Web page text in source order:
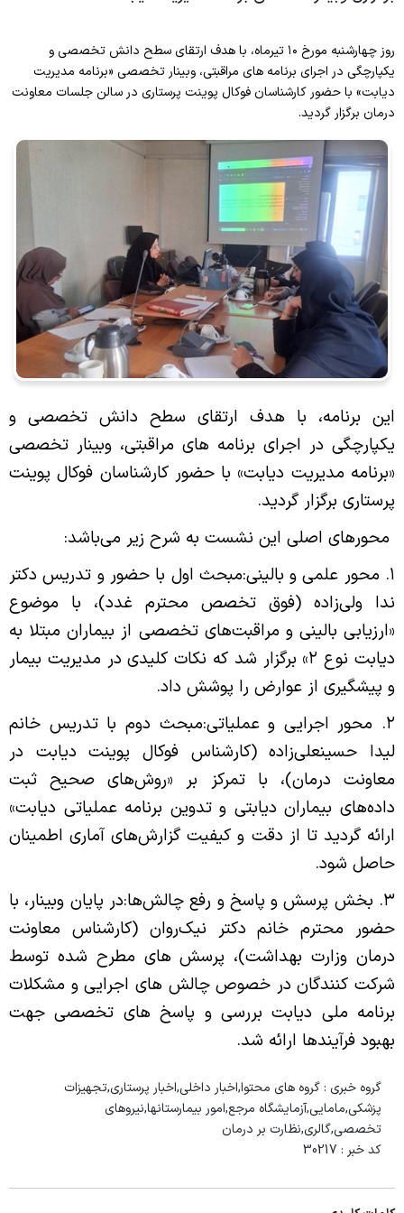
واحد سوء مصرف مواد
واحد بیماران خاص
پزشک خانواده و نظام ارجاع
اورژانس بیمارستانی
آمار و فناوری اطلاعات سلامت
مدیر طب سنتی و مکمل ها
واحد امور دندانپزشکان
واحد رسیدگی به شکایات
واحد گردشگری سلامت
امور فرهنگی
رازی
زنان کوثر
روز چهارشنبه مورخ ۱۰ تیرماه، با هدف ارتقای سطح دانش تخصصی و
یکپارچگی در اجرای برنامه‌ های مراقبتی، وبینار تخصصی «برنامه مدیریت
دیابت» با حضور کارشناسان فوکال پوینت پرستاری در سالن جلسات معاونت
درمان برگزار گردید.
این برنامه، با هدف ارتقای سطح دانش تخصصی و
یکپارچگی در اجرای برنامه‌ های مراقبتی، وبینار تخصصی
«برنامه مدیریت دیابت» با حضور کارشناسان فوکال پوینت
پرستاری برگزار گردید.
محورهای اصلی این نشست به شرح زیر می‌باشد:
۱. محور علمی و بالینی:
مبحث اول با حضور و تدریس دکتر
ندا ولی‌زاده (فوق تخصص محترم غدد)، با موضوع
«ارزیابی بالینی و مراقبت‌های تخصصی از بیماران مبتلا به
دیابت نوع ۲» برگزار شد که نکات کلیدی در مدیریت بیمار
و پیشگیری از عوارض را پوشش داد.
۲. محور اجرایی و عملیاتی:
مبحث دوم با تدریس خانم
لیدا حسینعلی‌زاده (کارشناس فوکال پوینت دیابت در
معاونت درمان)، با تمرکز بر «روش‌های صحیح ثبت
داده‌های بیماران دیابتی و تدوین برنامه عملیاتی دیابت»
ارائه گردید تا از دقت و کیفیت گزارش‌های آماری اطمینان
حاصل شود.
۳. بخش پرسش و پاسخ و رفع چالش‌ها:
در پایان وبینار، با
حضور محترم خانم دکتر نیک‌روان (کارشناس معاونت
درمان وزارت بهداشت)، پرسش‌ های مطرح شده توسط
شرکت‌ کنندگان در خصوص چالش‌ های اجرایی و مشکلات
برنامه ملی دیابت بررسی و پاسخ‌ های تخصصی جهت
بهبود فرآیندها ارائه شد.
گروه خبری : گروه های محتوا,اخبار داخلی,اخبار پرستاری,تجهیزات
پزشکی,مامایی,آزمایشگاه مرجع,امور بیمارستانها,نیروهای
تخصصی,گالری,نظارت بر درمان
کد خبر : 30217